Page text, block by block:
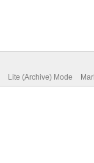
Lite (Archive) Mode